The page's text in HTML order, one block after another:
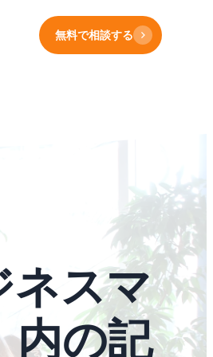
無料で相談する
ネスマ
内の記